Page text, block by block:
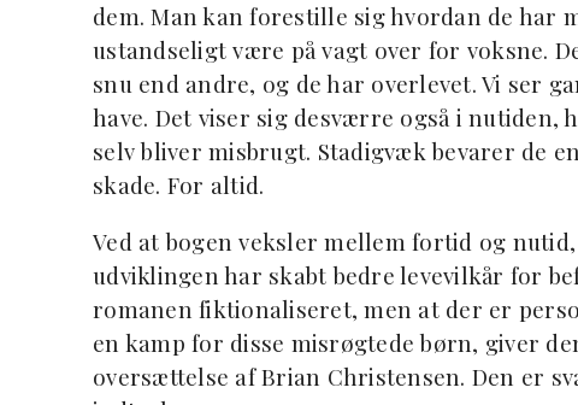
dem. Man kan forestille sig hvordan de har
ustandseligt være på vagt over for voksne.
snu end andre, og de har overlevet. Vi ser
have. Det viser sig desværre også i
selv bliver misbrugt. Stadigvæk bevarer de
skade. For altid.
Ved at bogen veksler mellem fortid og
udviklingen har skabt bedre levevilkår for
romanen fiktionaliseret, men at der er
en kamp for disse misrøgtede børn, giver
oversættelse af Brian Christensen. Den er